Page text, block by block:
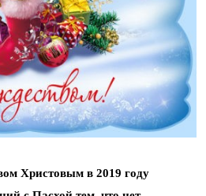
Христовым в 2019 году